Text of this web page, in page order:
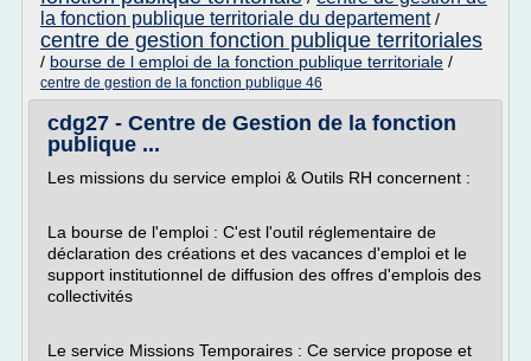
la fonction publique territoriale du departement/
centre de gestion fonction publique territoriales
/ bourse de l emploi de la fonction publique territoriale /
centre de gestion de la fonction publique 46
cdg27 - Centre de Gestion de la fonction
publique ...
Les missions du service emploi & Outils RH concernent :
La bourse de l'emploi : C'est l'outil réglementaire de
déclaration des créations et des vacances d'emploi et le
support institutionnel de diffusion des offres d'emplois des
collectivités
Le service Missions Temporaires : Ce service propose et